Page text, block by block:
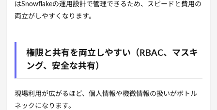
はSnowflakeの運用設計で管理できるため、スピードと費用の
両立がしやすくなります。
権限と共有を両立しやすい（RBAC、マスキ
ング、安全な共有）
現場利用が広がるほど、個人情報や機微情報の扱いがボトル
ネックになります。